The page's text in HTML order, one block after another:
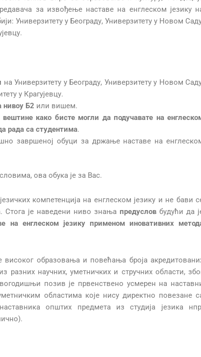
за извођење наставе на енглеском језику
Универзитету у Београду, Универзитету у Новом
на Универзитету у Београду, Универзитету у Новом
у Крагујевцу.
нивоу Б2 или вишем.
вештине како бисте могли да подучавате на
рада са студентима.
завршеној обуци за држање наставе на
ова обука је за Вас.
компетенција на енглеском језику и не бави
је наведени ниво знања предуслов будући да
на енглеском језику применом иновативних
образовања и повећања броја
разних научних, уметничких и стручних области,
позив је првенствено усмерен на
областима које нису директно повезане
општих предмета из студија језика